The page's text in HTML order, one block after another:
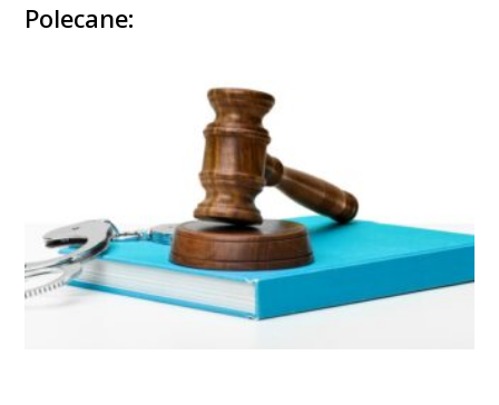
Polecane: